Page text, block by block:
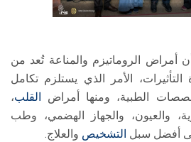
أن أمراض الروماتيزم والمناعة تُعد من
التأثيرات، الأمر الذي يستلزم تكامل
الطبية، ومنها أمراض
القلب،
والعيون، والجهاز الهضمي، وطب
أفضل سبل التشخيص والعلاج.